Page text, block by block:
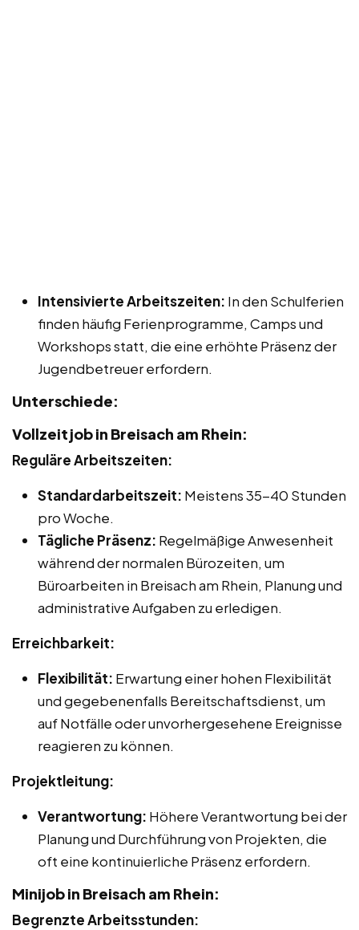
Intensivierte Arbeitszeiten: In den Schulferien
finden häufig Ferienprogramme, Camps und
Workshops statt, die eine erhöhte Präsenz der
Jugendbetreuer erfordern.
Unterschiede:
Vollzeitjob in Breisach am Rhein:
Reguläre Arbeitszeiten:
Standardarbeitszeit: Meistens 35-40 Stunden
pro Woche.
Tägliche Präsenz: Regelmäßige Anwesenheit
während der normalen Bürozeiten, um
Büroarbeiten in Breisach am Rhein, Planung und
administrative Aufgaben zu erledigen.
Erreichbarkeit:
Flexibilität: Erwartung einer hohen Flexibilität
und gegebenenfalls Bereitschaftsdienst, um
auf Notfälle oder unvorhergesehene Ereignisse
reagieren zu können.
Projektleitung:
Verantwortung: Höhere Verantwortung bei der
Planung und Durchführung von Projekten, die
oft eine kontinuierliche Präsenz erfordern.
Minijob in Breisach am Rhein:
Begrenzte Arbeitsstunden: